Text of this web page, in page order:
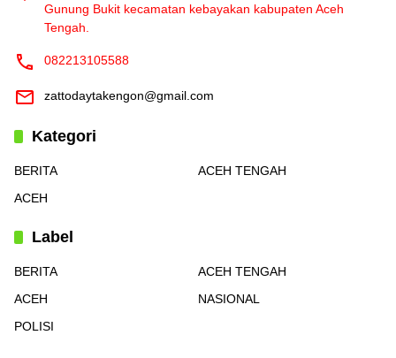
Gunung Bukit kecamatan kebayakan kabupaten Aceh
Tengah.
082213105588
zattodaytakengon@gmail.com
Kategori
BERITA
ACEH TENGAH
ACEH
Label
BERITA
ACEH TENGAH
ACEH
NASIONAL
POLISI